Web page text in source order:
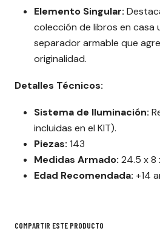
Elemento Singular:
colección de libros en casa
separador armable que
originalidad.
Detalles Técnicos:
Sistema de Iluminación:
incluidas en el KIT).
Piezas: 143
Medidas Armado: 24.5 x 8
Edad Recomendada: +14
COMPARTIR ESTE PRODUCTO